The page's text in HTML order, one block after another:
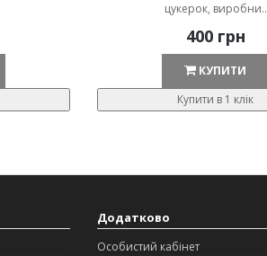
цукерок, виробни..
400 грн
КУПИТИ
Купити в 1 клік
Додатково
Особистий кабінет